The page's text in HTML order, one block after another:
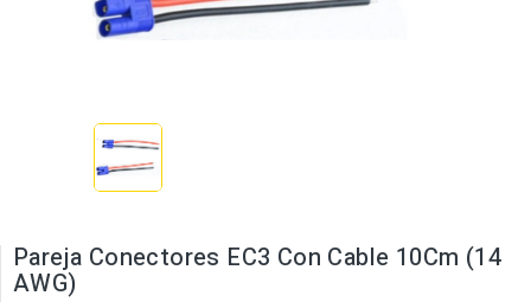
Pareja Conectores EC3 Con Cable 10Cm (14
AWG)